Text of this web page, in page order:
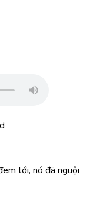
tới, nó đã nguội